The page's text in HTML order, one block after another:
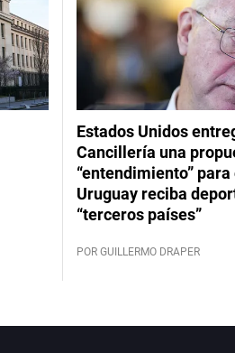
Estados Unidos
Cancillería una
“entendimiento” para
Uruguay reciba
“terceros países”
POR GUILLERMO DRAPER